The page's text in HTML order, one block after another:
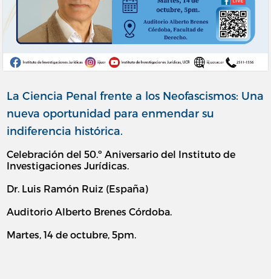
La Ciencia Penal frente a los Neofascismos: Una
nueva oportunidad para enmendar su
indiferencia histórica.
Celebración del 50.º Aniversario del Instituto de
Investigaciones Jurídicas.
Dr. Luis Ramón Ruiz (España)
Auditorio Alberto Brenes Córdoba.
Martes, 14 de octubre, 5pm.